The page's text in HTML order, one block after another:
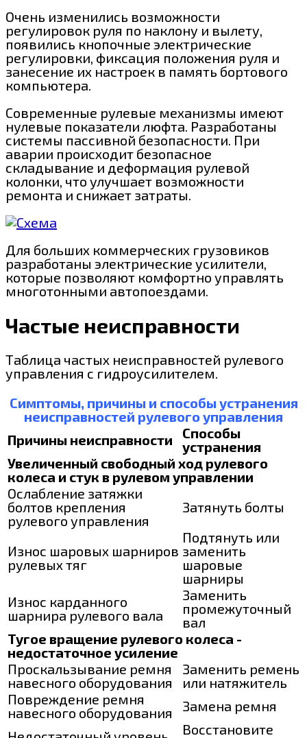
Очень изменились возможности
регулировок руля по наклону и вылету,
появились кнопочные электрические
регулировки, фиксация положения руля и
занесение их настроек в память бортового
компьютера.
Современные рулевые механизмы имеют
нулевые показатели люфта. Разработаны
системы пассивной безопасности. При
аварии происходит безопасное
складывание и деформация рулевой
колонки, что улучшает возможности
ремонта и снижает затраты.
Для больших коммерческих грузовиков
разработаны электрические усилители,
которые позволяют комфортно управлять
многотонными автопоездами.
Частые неисправности
Таблица частых неисправностей рулевого
управления с гидроусилителем.
Симптомы, причины и способы устранения
неисправностей рулевого управления
Причины неисправности
Способы
устранения
Увеличенный свободный ход рулевого
колеса и стук в рулевом управлении
Ослабление затяжки
болтов крепления
рулевого управления
Затянуть болты
Износ шаровых шарниров
рулевых тяг
Подтянуть или
заменить
шаровые
шарниры
Износ карданного
шарнира рулевого вала
Заменить
промежуточный
вал
Тугое вращение рулевого колеса -
недостаточное усиление
Проскальзывание ремня
навесного оборудования
Заменить ремень
или натяжитель
Повреждение ремня
навесного оборудования
Замена ремня
Восстановите